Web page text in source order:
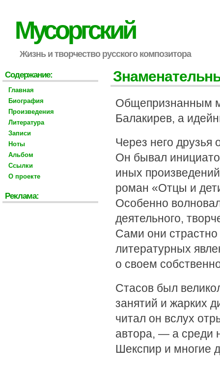
Мусоргский
Жизнь и творчество русского композитора
Общепризнанным
Балакирев, а
Через него друзья
Он бывал
иных
роман «Отцы и
Особенно
деятельного,
Сами они
литературных
о своем
Стасов был
занятий и жарких
читал он вслух
автора, — а среди
Шекспир и многие
Содержание:
Главная
Биография
Произведения
Литература
Записи
Ноты
Альбом
Ссылки
О проекте
Реклама: